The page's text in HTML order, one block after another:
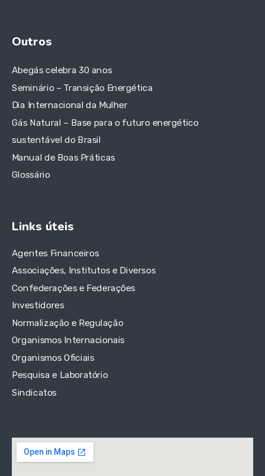
Outros
Abegás celebra 30 anos
Seminário – Transição Energética
Dia Internacional da Mulher
Gás Natural – Base para o futuro energético
sustentável do Brasil
Manual de Boas Práticas
Glossário
Links úteis
Agentes Financeiros
Associações, Institutos e Diversos
Confederações e Federações
Investidores
Normalização e Regulação
Organismos Internacionais
Organismos Oficiais
Pesquisa e Laboratório
Sindicatos